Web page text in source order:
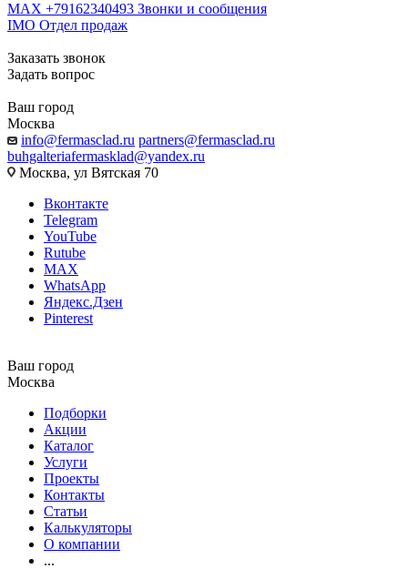
MAX +79162340493 Звонки и сообщения
IMO Отдел продаж
Заказать звонок
Задать вопрос
Ваш город
Москва
info@fermasclad.ru partners@fermasclad.ru
buhgalteriafermasklad@yandex.ru
Москва, ул Вятская 70
Вконтакте
Telegram
YouTube
Rutube
MAX
WhatsApp
Яндекс.Дзен
Pinterest
Ваш город
Москва
Подборки
Акции
Каталог
Услуги
Проекты
Контакты
Статьи
Калькуляторы
О компании
...